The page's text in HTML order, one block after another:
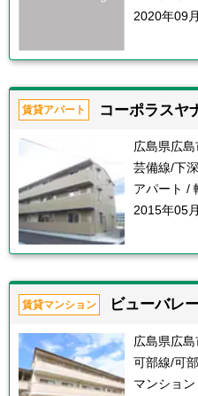
2020年09
賃貸アパート コーポラス
広島県広
芸備線/下
アパート /
2015年05
賃貸マンション ビューバレ
広島県広
可部線/可
マンショ